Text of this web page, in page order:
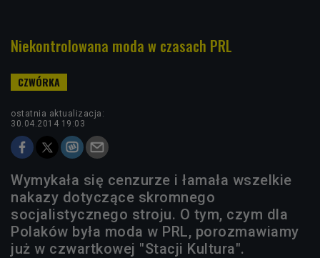
Niekontrolowana moda w czasach PRL
ostatnia aktualizacja:
30.04.2014 19:03
Wymykała się cenzurze i łamała wszelkie
nakazy dotyczące skromnego
socjalistycznego stroju. O tym, czym dla
Polaków była moda w PRL, porozmawiamy
już w czwartkowej "Stacji Kultura".